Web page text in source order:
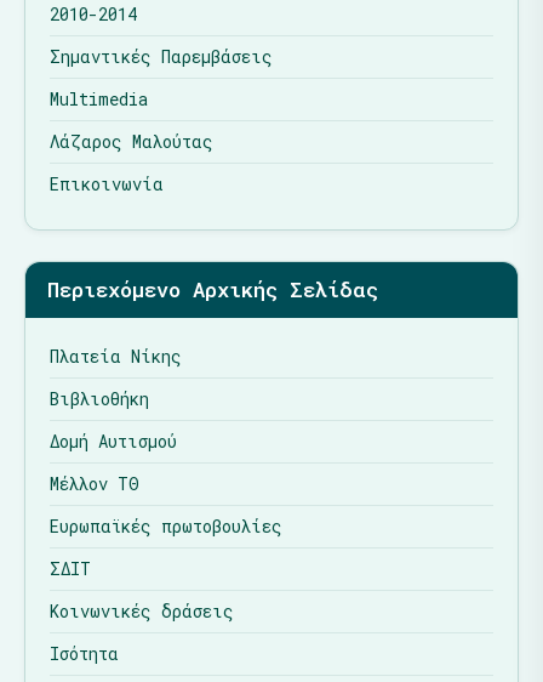
2010-2014
Σημαντικές Παρεμβάσεις
Multimedia
Λάζαρος Μαλούτας
Επικοινωνία
Περιεχόμενο Αρχικής Σελίδας
Πλατεία Νίκης
Βιβλιοθήκη
Δομή Αυτισμού
Μέλλον ΤΘ
Ευρωπαϊκές πρωτοβουλίες
ΣΔΙΤ
Κοινωνικές δράσεις
Ισότητα